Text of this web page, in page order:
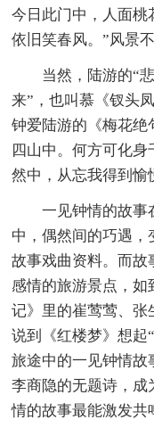
今日此门中，人面桃
依旧笑春风。”风景
当然，陆游的“悲
来”，也叫慕《钗头
钟爱陆游的《梅花绝
四山中。何方可化
然中，从忘我得到愉
一见钟情的故事
中，偶然间的巧遇
故事戏曲资料。而故
感情的旅游景点，如
记》里的崔莺莺、张
说到《红楼梦》想起
旅途中的一见钟情故
李商隐的无题诗，成
情的故事最能激发共